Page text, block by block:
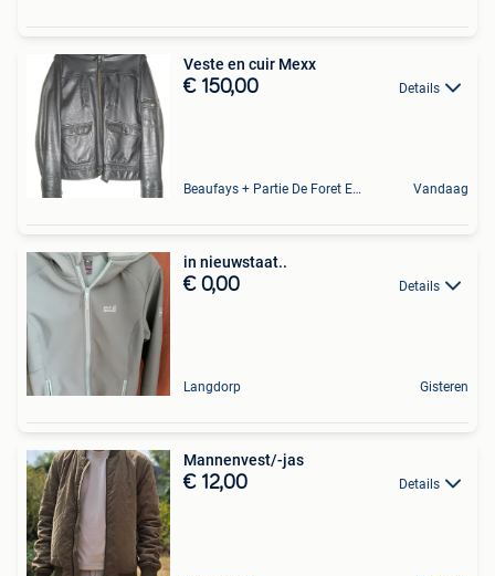
Veste en cuir Mexx
€ 150,00 Details
Beaufays + Partie De Foret Et De Tilff Vandaag
in nieuwstaat..
€ 0,00 Details
Langdorp Gisteren
Mannenvest/-jas
€ 12,00 Details